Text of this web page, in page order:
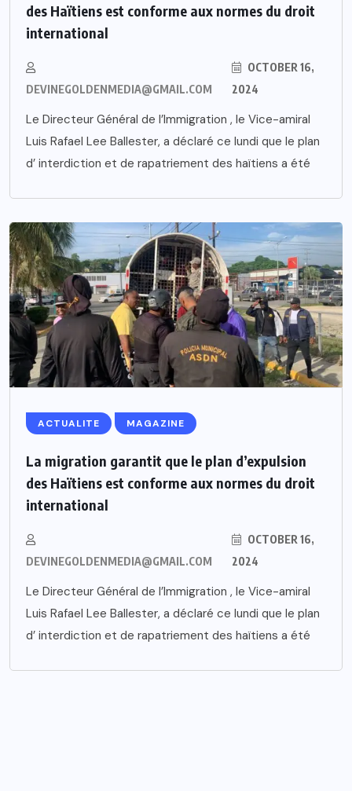
des Haïtiens est conforme aux normes du droit
international
DEVINEGOLDENMEDIA@GMAIL.COM
OCTOBER 16,
2024
Le Directeur Général de l’Immigration , le Vice-amiral
Luis Rafael Lee Ballester, a déclaré ce lundi que le plan
d’ interdiction et de rapatriement des haïtiens a été
ACTUALITE MAGAZINE
La migration garantit que le plan d’expulsion
des Haïtiens est conforme aux normes du droit
international
DEVINEGOLDENMEDIA@GMAIL.COM
OCTOBER 16,
2024
Le Directeur Général de l’Immigration , le Vice-amiral
Luis Rafael Lee Ballester, a déclaré ce lundi que le plan
d’ interdiction et de rapatriement des haïtiens a été